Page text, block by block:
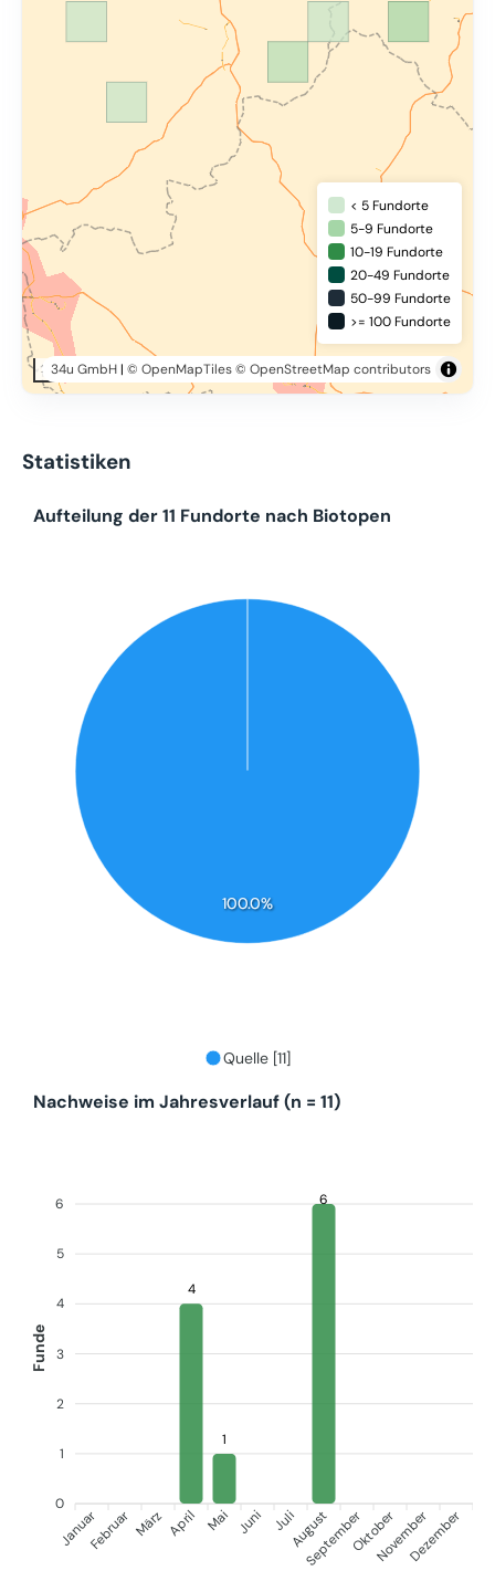
20 km
34u GmbH| © OpenMapTiles© OpenStreetMap contributors
< 5 Fundorte
5-9 Fundorte
10-19 Fundorte
20-49 Fundorte
50-99 Fundorte
>= 100 Fundorte
Statistiken
100.0%
Aufteilung der 11 Fundorte nach Biotopen
Quelle [11]
Nachweise im Jahresverlauf (n = 11)
6
5
4
3
2
1
0
Funde
4
1
6
JanuarFebruar März April Mai Juni JuliAugust
SeptemberOktoberNovemberDezember